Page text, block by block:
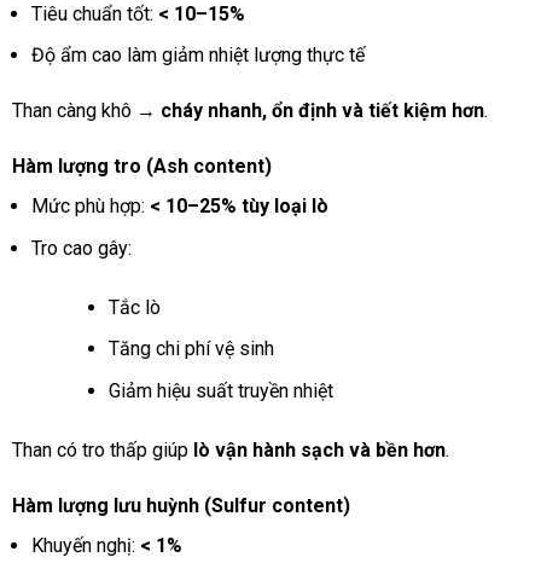
Tiêu chuẩn tốt: < 10–15%
Độ ẩm cao làm giảm nhiệt lượng thực tế
Than càng khô → cháy nhanh, ổn định và tiết kiệm hơn.
Hàm lượng tro (Ash content)
Mức phù hợp: < 10–25% tùy loại lò
Tro cao gây:
Tắc lò
Tăng chi phí vệ sinh
Giảm hiệu suất truyền nhiệt
Than có tro thấp giúp lò vận hành sạch và bền hơn.
Hàm lượng lưu huỳnh (Sulfur content)
Khuyến nghị: < 1%